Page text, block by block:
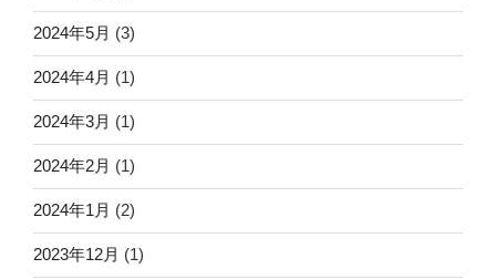
2024年5月 (3)
2024年4月 (1)
2024年3月 (1)
2024年2月 (1)
2024年1月 (2)
2023年12月 (1)